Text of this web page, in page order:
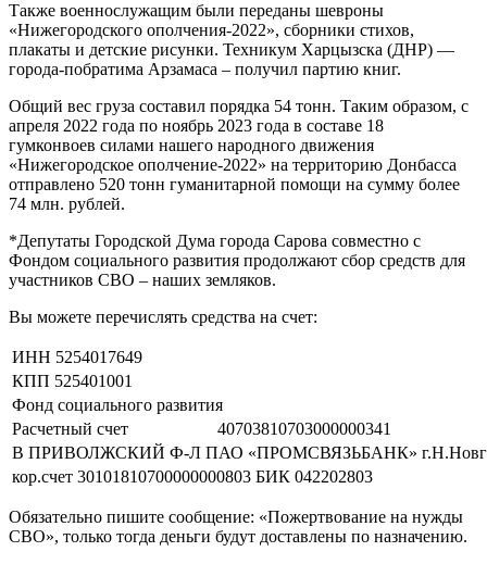
Также военнослужащим были переданы шевроны
«Нижегородского ополчения-2022», сборники стихов,
плакаты и детские рисунки. Техникум Харцызска (ДНР) —
города-побратима Арзамаса – получил партию книг.
Общий вес груза составил порядка 54 тонн. Таким образом, с
апреля 2022 года по ноябрь 2023 года в составе 18
гумконвоев силами нашего народного движения
«Нижегородское ополчение-2022» на территорию Донбасса
отправлено 520 тонн гуманитарной помощи на сумму более
74 млн. рублей.
*Депутаты Городской Дума города Сарова совместно с
Фондом социального развития продолжают сбор средств для
участников СВО – наших земляков.
Вы можете перечислять средства на счет:
ИНН 5254017649
КПП 525401001
Фонд социального развития
Расчетный счет
40703810703000000341
В ПРИВОЛЖСКИЙ Ф-Л ПАО «ПРОМСВЯЗЬБАНК»
кор.счет 30101810700000000803 БИК 042202803
Обязательно пишите сообщение: «Пожертвование на нужды
СВО», только тогда деньги будут доставлены по назначению.